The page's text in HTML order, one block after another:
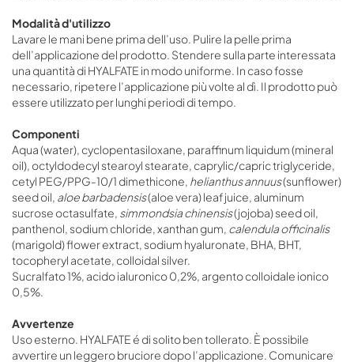
Modalità d'utilizzo
Lavare le mani bene prima dell’uso. Pulire la pelle prima
dell’applicazione del prodotto. Stendere sulla parte interessata
una quantità di HYALFATE in modo uniforme. In caso fosse
necessario, ripetere l’applicazione più volte al dì. Il prodotto può
essere utilizzato per lunghi periodi di tempo.
Componenti
Aqua (water), cyclopentasiloxane, paraffinum liquidum (mineral
oil), octyldodecyl stearoyl stearate, caprylic/capric triglyceride,
cetyl PEG/PPG-10/1 dimethicone, helianthus annuus(sunflower)
seed oil, aloe barbadensis(aloe vera) leaf juice, aluminum
sucrose octasulfate, simmondsia chinensis(jojoba) seed oil,
panthenol, sodium chloride, xanthan gum, calendula officinalis
(marigold) flower extract, sodium hyaluronate, BHA, BHT,
tocopheryl acetate, colloidal silver.
Sucralfato 1%, acido ialuronico 0,2%, argento colloidale ionico
0,5%.
Avvertenze
Uso esterno. HYALFATE é di solito ben tollerato. È possibile
avvertire un leggero bruciore dopo l’applicazione. Comunicare